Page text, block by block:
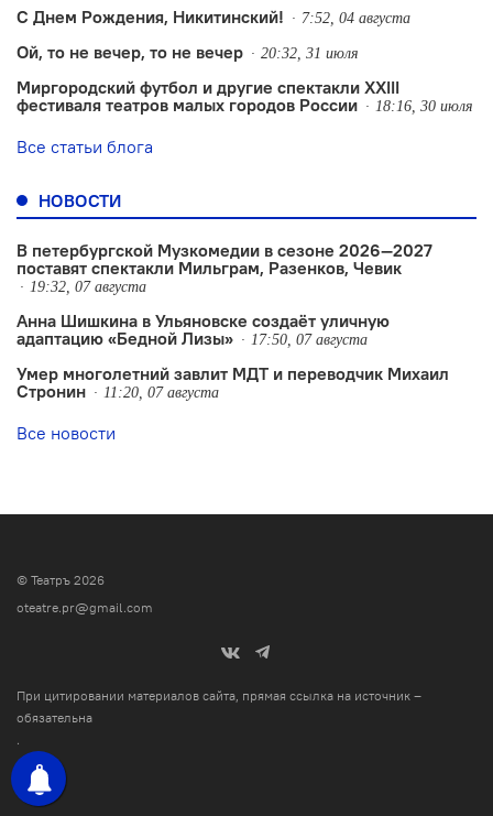
С Днем Рождения, Никитинский! 7:52, 04 августа
Ой, то не вечер, то не вечер 20:32, 31 июля
Миргородский футбол и другие спектакли XXIII
фестиваля театров малых городов России
18:16, 30 июля
Все статьи блога
НОВОСТИ
В петербургской Музкомедии в сезоне 2026—2027
поставят спектакли Мильграм, Разенков, Чевик
19:32, 07 августа
Анна Шишкина в Ульяновске создаëт уличную
адаптацию «Бедной Лизы»
17:50, 07 августа
Умер многолетний завлит МДТ и переводчик Михаил
Стронин
11:20, 07 августа
Все новости
© Театръ 2026
oteatre.pr@gmail.com
При цитировании материалов сайта, прямая ссылка на источник –
обязательна
.